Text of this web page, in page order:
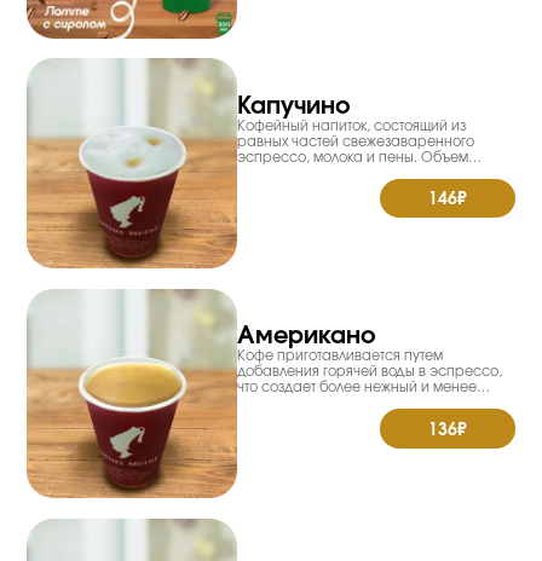
Капучино
Кофейный напиток, состоящий из
равных частей свежезаваренного
эспрессо, молока и пены. Объем
Энерг.ценн.71,4 Ккал. Жиры 4,1гр. Белки
146₽
Американо
Кофе приготавливается путем
добавления горячей воды в эспрессо,
что создает более нежный и менее
0,200мл. Пищевая ценность на 100гр:
Энерг.ценн.194,3 Ккал. Жиры 13,9гр.
Белки 13,4гр. Углеводы 3,6гр.
136₽